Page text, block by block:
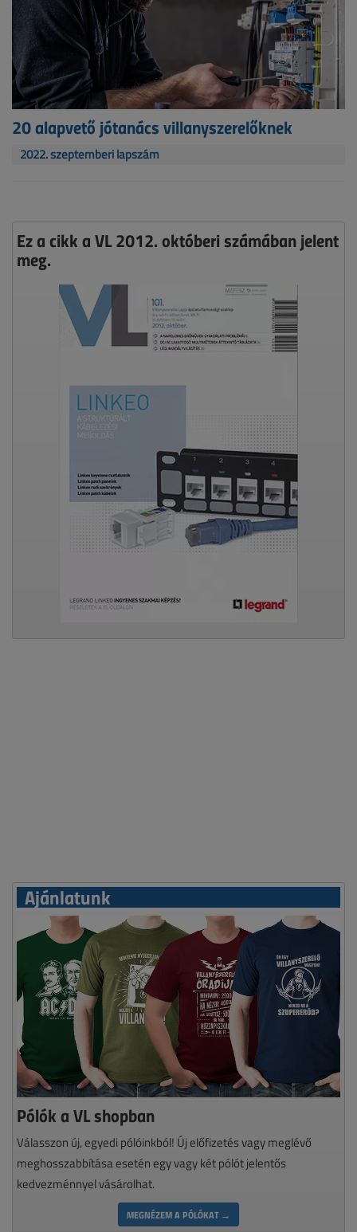
20 alapvető jótanács villanyszerelőknek
2022. szeptemberi lapszám
Ez a cikk a VL 2012. októberi számában jelent
meg.
Ajánlatunk
Pólók a VL shopban
Válasszon új, egyedi pólóinkból! Új előfizetés vagy meglévő
meghosszabbítása esetén egy vagy két pólót jelentős
kedvezménnyel vásárolhat.
MEGNÉZEM A PÓLÓKAT →